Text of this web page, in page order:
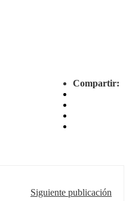
Compartir:
Siguiente publicación